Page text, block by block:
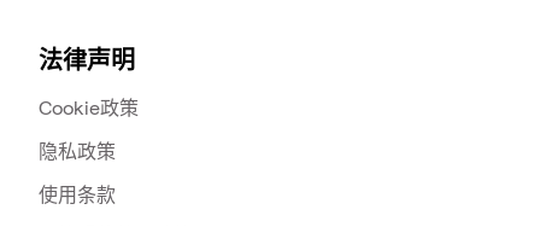
法律声明
Cookie政策
隐私政策
使用条款